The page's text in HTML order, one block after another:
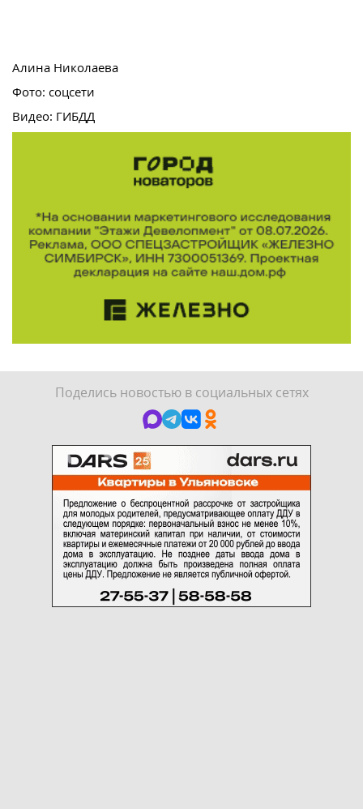
Алина Николаева
Фото: соцсети
Видео: ГИБДД
Поделись новостью в социальных сетях